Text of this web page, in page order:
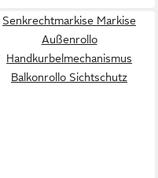
Senkrechtmarkise Markise
Außenrollo
Handkurbelmechanismus
Balkonrollo Sichtschutz